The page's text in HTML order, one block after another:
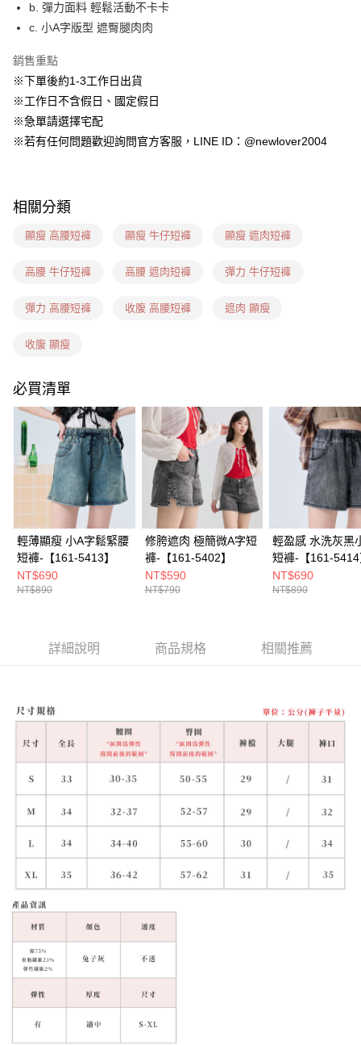
貨到付款
運送方式
貨到付款
每筆NT$60，滿NT$1,599(含以上)免運費
全家(信用卡、多元支付)
每筆NT$60，滿NT$1,599(含以上)免運費
7-11(信用卡、多元支付)
每筆NT$100，滿NT$1,899(含以上)免運費
新竹物流(信用卡、多元支付)
宅配(貨到付款)
每筆NT$100，滿NT$1,899(含以上)免運費
b. 彈力面料 輕鬆活動不卡卡
c. 小A字版型 遮臀腿肉肉
銷售重點
※下單後約1-3工作日出貨
※工作日不含假日、國定假日
※急單請選擇宅配
※若有任何問題歡迎詢問官方客服，LINE ID：@newlover2004
相關分類
顯瘦 高腰短褲 顯瘦 牛仔短褲 顯瘦 遮肉短褲
高腰 牛仔短褲 高腰 遮肉短褲 彈力 牛仔短褲
彈力 高腰短褲 收腹 高腰短褲 遮肉 顯瘦
收腹 顯瘦
必買清單
輕薄顯瘦 小A字鬆緊腰
短褲-【161-5413】
NT$690
NT$890
修胯遮肉 極簡微A字短
褲-【161-5402】
NT$590
NT$790
輕盈感 水洗灰黑
短褲-【161-
NT$690
NT$890
詳細說明 商品規格 相關推薦